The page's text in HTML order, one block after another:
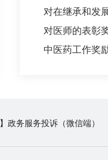
对医师的表彰
中医药工作奖
政务服务投诉（微信端）